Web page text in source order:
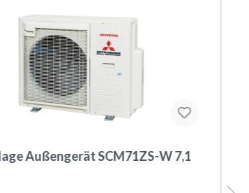
Außengerät SCM71ZS-W 7,1